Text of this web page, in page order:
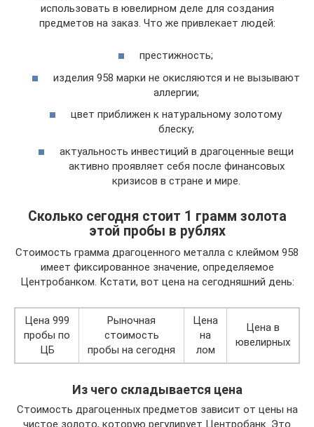
использовать в ювелирном деле для создания
предметов на заказ. Что же привлекает людей:
престижность;
изделия 958 марки не окисляются и не вызывают
аллергии;
цвет приближен к натуральному золотому
блеску;
актуальность инвестиций в драгоценные вещи
активно проявляет себя после финансовых
кризисов в стране и мире.
Сколько сегодня стоит 1 грамм золота
этой пробы в рублях
Стоимость грамма драгоценного металла с клеймом 958
имеет фиксированное значение, определяемое
Центробанком. Кстати, вот цена на сегодняшний день:
Цена 999
пробы по
ЦБ
Рыночная
стоимость
пробы на сегодня
Цена
на
лом
Цена в
ювелирных
Из чего складывается цена
Стоимость драгоценных предметов зависит от цены на
чистое золото, которую регулирует Центробанк. Это